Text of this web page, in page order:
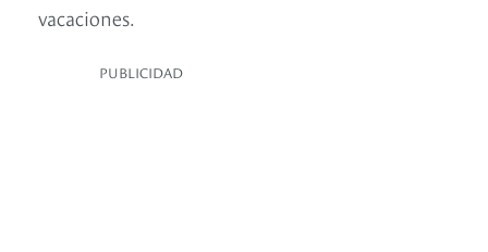
vacaciones.
PUBLICIDAD